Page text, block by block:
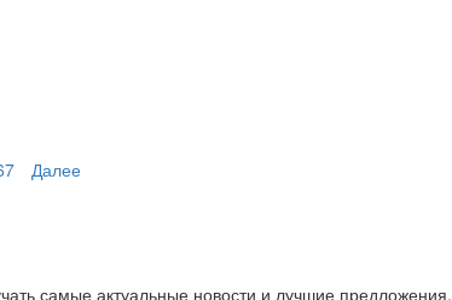
Далее
самые актуальные новости и лучшие предложения.